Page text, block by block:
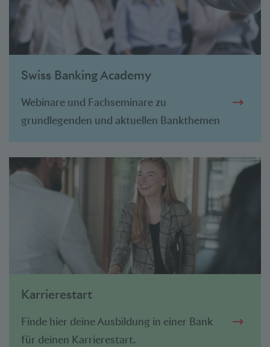
Swiss Banking Academy
Webinare und Fachseminare zu
grundlegenden und aktuellen Bankthemen
Karrierestart
Finde hier deine Ausbildung in einer Bank
für deinen Karrierestart.